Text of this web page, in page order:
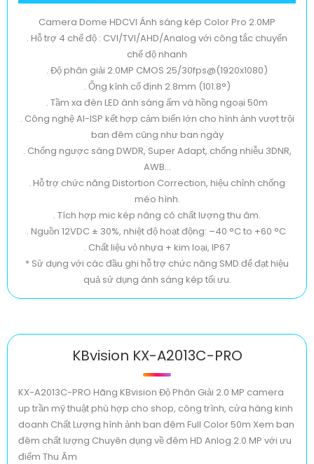
Camera Dome HDCVI Ánh sáng kép Color Pro 2.0MP
. Hỗ trợ 4 chế độ : CVI/TVI/AHD/Analog với công tắc chuyển
chế độ nhanh
. Độ phân giải 2.0MP CMOS 25/30fps@(1920x1080)
. Ống kính cố định 2.8mm (101.8°)
. Tầm xa đèn LED ánh sáng ấm và hồng ngoại 50m
. Công nghệ AI-ISP kết hợp cảm biến lớn cho hình ảnh vượt trội
ban đêm cũng như ban ngày
. Chống ngược sáng DWDR, Super Adapt, chống nhiễu 3DNR,
AWB...
. Hỗ trợ chức năng Distortion Correction, hiệu chỉnh chống
méo hình.
. Tích hợp mic kép nâng có chất lượng thu âm.
. Nguồn 12VDC ± 30%, nhiệt độ hoạt động: –40 °C to +60 °C
. Chất liệu vỏ nhựa + kim loại, IP67
* Sử dụng với các đầu ghi hỗ trợ chức năng SMD để đạt hiệu
quả sử dụng ánh sáng kép tối ưu.
KBvision KX-A2013C-PRO
KX-A2013C-PRO Hãng KBvision Độ Phân Giải 2.0 MP camera
up trần mỹ thuật phù hợp cho shop, công trình, cửa hàng kinh
doanh Chất Lượng hình ảnh ban đêm Full Color 50m Xem ban
đêm chất lượng Chuyên dụng về đêm HD Anlog 2.0 MP với ưu
điểm Thu Âm